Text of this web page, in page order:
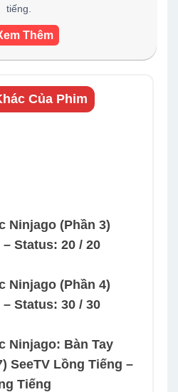
tiếng.
Thêm
Của Phim
Ninjago (Phần 3)
Status: 20 / 20
Ninjago (Phần 4)
Status: 30 / 30
Ninjago: Bàn Tay
SeeTV Lồng Tiếng –
Tiếng